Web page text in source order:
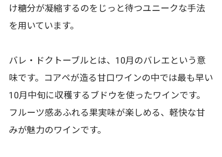
け糖分が凝縮するのをじっと待つユニークな手法
を用いています。
バレ・ドクトーブルとは、10月のバレエという意
味です。コアペが造る甘口ワインの中では最も早い
10月中旬に収穫するブドウを使ったワインです。
フルーツ感あふれる果実味が楽しめる、軽快な甘
みが魅力のワインです。